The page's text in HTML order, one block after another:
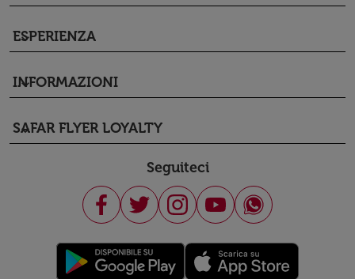
ESPERIENZA
keyboard_arrow_down
INFORMAZIONI
keyboard_arrow_down
SAFAR FLYER LOYALTY
keyboard_arrow_down
Seguiteci